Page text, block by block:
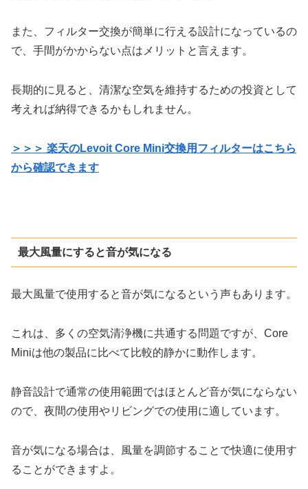
また、フィルター交換が簡単に行える設計になっているの
で、手間がかからない点はメリットと言えます。
長期的に見ると、清潔な空気を維持するための投資として
考えれば納得できるかもしれません。
＞＞＞ 楽天のLevoit Core Mini交換用フィルターはこちら
から確認できます
最大風量にすると音が気になる
最大風量で使用すると音が気になるという声もあります。
これは、多くの空気清浄機に共通する問題ですが、Core
Miniは他の製品に比べて比較的静かに動作します。
静音設計で通常の使用範囲ではほとんど音が気にならない
ので、夜間の使用やリビングでの使用に適しています。
音が気になる場合は、風量を調節することで快適に使用す
ることができますよ。